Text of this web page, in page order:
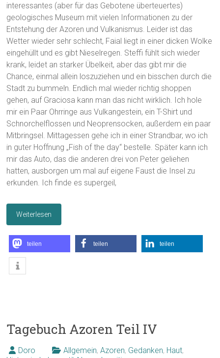
interessantes (aber für das Gebotene überteuertes)
geologisches Museum mit vielen Informationen zu der
Entstehung der Azoren und Vulkanismus. Leider ist das
Wetter wieder sehr schlecht, Faial liegt in einer dicken Wolke
eingehüllt und es gibt Nieselregen. Steffi fühlt sich wieder
krank, leidet an starker Übelkeit, aber das gibt mir die
Chance, einmal allein loszuziehen und ein bisschen durch die
Stadt zu bummeln. Endlich mal wieder richtig shoppen
gehen, auf Graciosa kann man das nicht wirklich. Ich hole
mir ein Paar Ohrringe aus Vulkangestein, ein T-Shirt und
Schnorchelflossen und Neoprensocken, außerdem ein paar
Mitbringsel. Mittagessen gehe ich in einer Strandbar, wo ich
in guter Hoffnung „Fish of the day“ bestelle. Später kann ich
mir das Auto, das die anderen drei von Peter geliehen
hatten, ausborgen um mal auf eigene Faust die Insel zu
erkunden. Ich finde es supergeil,
Weiterlesen
teilen teilen teilen
Tagebuch Azoren Teil IV
Doro Allgemein,Azoren, Gedanken, Haut,